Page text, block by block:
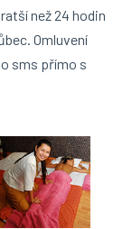
než 24 hodin
Omluvení
sms přímo s